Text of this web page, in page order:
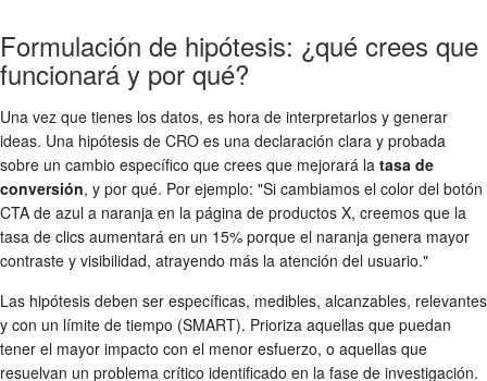
Formulación de hipótesis: ¿qué crees que
funcionará y por qué?
Una vez que tienes los datos, es hora de interpretarlos y generar
ideas. Una hipótesis de CRO es una declaración clara y probada
sobre un cambio específico que crees que mejorará la tasa de
conversión, y por qué. Por ejemplo: "Si cambiamos el color del botón
CTA de azul a naranja en la página de productos X, creemos que la
tasa de clics aumentará en un 15% porque el naranja genera mayor
contraste y visibilidad, atrayendo más la atención del usuario."
Las hipótesis deben ser específicas, medibles, alcanzables, relevantes
y con un límite de tiempo (SMART). Prioriza aquellas que puedan
tener el mayor impacto con el menor esfuerzo, o aquellas que
resuelvan un problema crítico identificado en la fase de investigación.